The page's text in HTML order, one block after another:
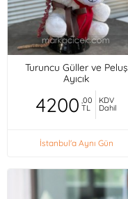
Turuncu Güller ve Peluş
Ayıcık
4200 ,00
TL
KDV
Dahil
İstanbul'a Aynı Gün